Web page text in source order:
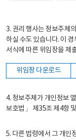
3. 권리 행사는 정보주체
하실 수도 있습니다. 이
서식에 따른 위임장을 제
위임장 다운로드
4. 정보주체가 개인정보
보호법」 제35조 제4항
5. 다른 법령에서 그 개인